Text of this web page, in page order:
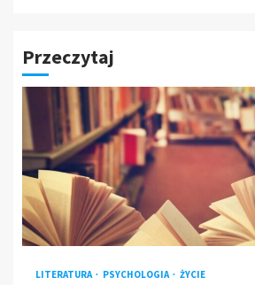
Przeczytaj
LITERATURA PSYCHOLOGIA ŻYCIE